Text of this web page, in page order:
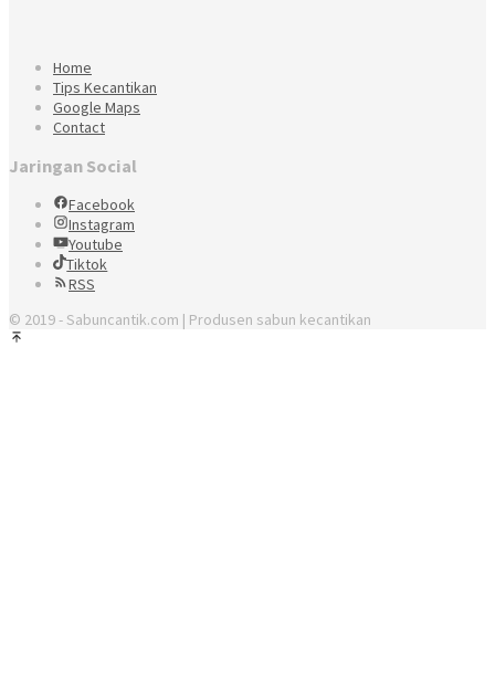
Home
Tips Kecantikan
Google Maps
Contact
Jaringan Social
Facebook
Instagram
Youtube
Tiktok
RSS
© 2019 - Sabuncantik.com | Produsen sabun kecantikan